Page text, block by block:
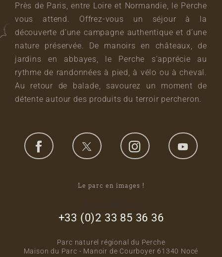
Près de Paris, entre Loire et Normandie, le Perche
vous attend. Offrez-vous un séjour à la
découverte d’une campagne authentique et d’une
nature préservée. De manoirs en châteaux, de
jardins en abbayes, le Perche s’apprécie au
rythme de randonnées à pied, à vélo ou à cheval.
Au retour de balade, savourez un moment de
détente autour des produits du terroir percheron.
Le parc en images !
+33 (0)2 33 85 36 36
Parc naturel régional du Perche
Maison du Parc - Manoir de Courboyer 61340 Nocé